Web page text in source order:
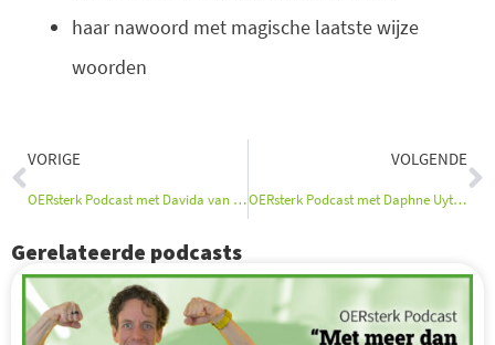
haar nawoord met magische laatste wijze
woorden
Vorige
VORIGE
OERsterk Podcast met Davida van Beckhoven
VOLGENDE
OERsterk Podcast met Daphne Uyterlinden
Gerelateerde podcasts